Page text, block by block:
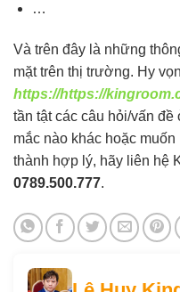
…
Và trên đây là những
mặt trên thị trường. Hy
https://https://
tần tật các câu hỏi/vấn
mắc nào khác hoặc
thành hợp lý, hãy liên hệ
0789.500.777.